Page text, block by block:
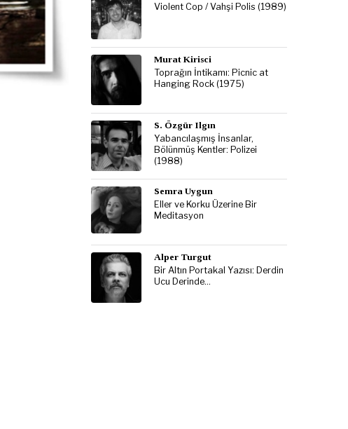
Violent Cop / Vahşi Polis (1989)
Murat Kirisci
Toprağın İntikamı: Picnic at
Hanging Rock (1975)
S. Özgür Ilgın
Yabancılaşmış İnsanlar,
Bölünmüş Kentler: Polizei
(1988)
Semra Uygun
Eller ve Korku Üzerine Bir
Meditasyon
Alper Turgut
Bir Altın Portakal Yazısı: Derdin
Ucu Derinde…